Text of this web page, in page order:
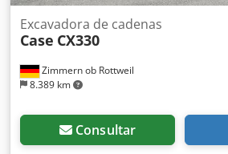
Zimmern ob Rottweil
8.389 km
Excavadora de cadenas
Case CX330
Consultar